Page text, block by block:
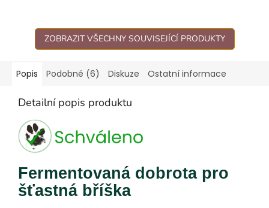
ZOBRAZIT VŠECHNY SOUVISEJÍCÍ PRODUKTY
Popis Podobné (6) Diskuze Ostatní informace
Detailní popis produktu
Fermentovaná dobrota pro
šťastná bříška